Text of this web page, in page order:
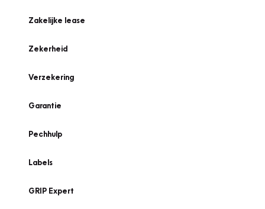
Zakelijke lease
Zekerheid
Verzekering
Garantie
Pechhulp
Labels
GRIP Expert